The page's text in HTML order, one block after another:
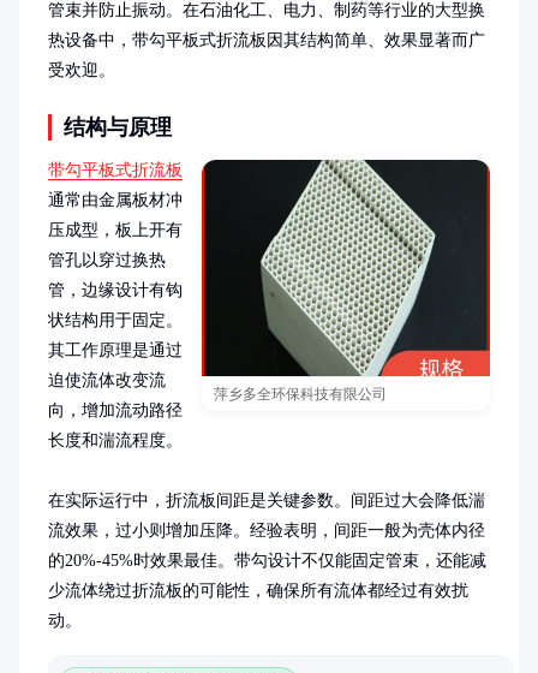
管束并防止振动。在石油化工、电力、制药等行业的大型换
热设备中，带勾平板式折流板因其结构简单、效果显著而广
受欢迎。
结构与原理
萍乡多全环保科技有限公司
带勾平板式折流板
通常由金属板材冲
压成型，板上开有
管孔以穿过换热
管，边缘设计有钩
状结构用于固定。
其工作原理是通过
迫使流体改变流
向，增加流动路径
长度和湍流程度。
在实际运行中，折流板间距是关键参数。间距过大会降低湍
流效果，过小则增加压降。经验表明，间距一般为壳体内径
的20%-45%时效果最佳。带勾设计不仅能固定管束，还能减
少流体绕过折流板的可能性，确保所有流体都经过有效扰
动。